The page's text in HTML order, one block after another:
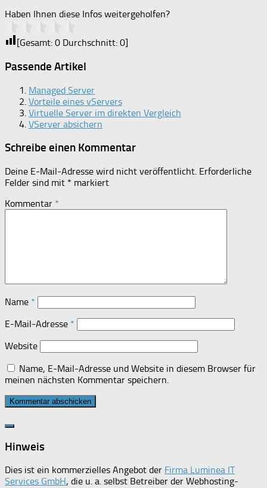
Haben Ihnen diese Infos weitergeholfen?
[Gesamt: 0 Durchschnitt: 0]
Passende Artikel
Managed Server
Vorteile eines vServers
Virtuelle Server im direkten Vergleich
VServer absichern
Schreibe einen Kommentar
Deine E-Mail-Adresse wird nicht veröffentlicht. Erforderliche
Felder sind mit * markiert
Kommentar *
Name *
E-Mail-Adresse *
Website
Name, E-Mail-Adresse und Website in diesem Browser für
meinen nächsten Kommentar speichern.
Hinweis
Dies ist ein kommerzielles Angebot der Firma Luminea IT
Services GmbH, die u. a. selbst Betreiber der Webhosting-